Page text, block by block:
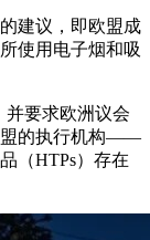
建议，即欧盟成
使用电子烟和吸
并要求欧洲议会
盟的执行机构——
（HTPs）存在